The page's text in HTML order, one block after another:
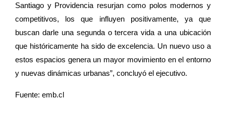
Santiago y Providencia resurjan como polos modernos y
competitivos, los que influyen positivamente, ya que
buscan darle una segunda o tercera vida a una ubicación
que históricamente ha sido de excelencia. Un nuevo uso a
estos espacios genera un mayor movimiento en el entorno
y nuevas dinámicas urbanas”, concluyó el ejecutivo.
Fuente: emb.cl